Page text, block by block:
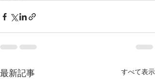
最新記事 すべて表示